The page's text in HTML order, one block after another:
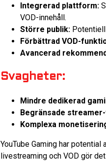
Integrerad plattform:
VOD-innehåll.
Större publik:
Förbättrad VOD-
Avancerad
Svagheter:
Mindre dedikerad
Begränsade
Komplexa
YouTube Gaming har
livestreaming och VOD gör